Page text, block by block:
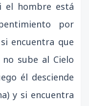
el hombre está
por
encuentra que
no sube al Cielo
él desciende
y si encuentra